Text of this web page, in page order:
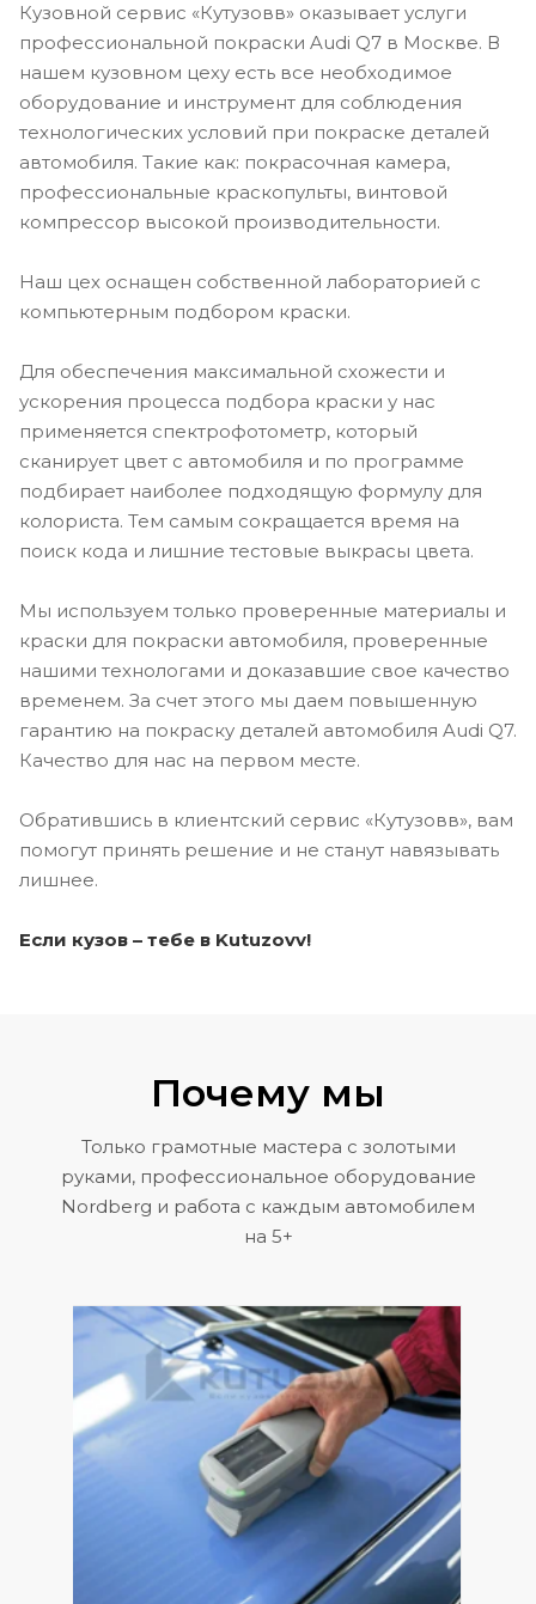
Кузовной сервис «Кутузовв» оказывает услуги
профессиональной покраски Audi Q7 в Москве. В
нашем кузовном цеху есть все необходимое
оборудование и инструмент для соблюдения
технологических условий при покраске деталей
автомобиля. Такие как: покрасочная камера,
профессиональные краскопульты, винтовой
компрессор высокой производительности.
Наш цех оснащен собственной лабораторией с
компьютерным подбором краски.
Для обеспечения максимальной схожести и
ускорения процесса подбора краски у нас
применяется спектрофотометр, который
сканирует цвет с автомобиля и по программе
подбирает наиболее подходящую формулу для
колориста. Тем самым сокращается время на
поиск кода и лишние тестовые выкрасы цвета.
Мы используем только проверенные материалы и
краски для покраски автомобиля, проверенные
нашими технологами и доказавшие свое качество
временем. За счет этого мы даем повышенную
гарантию на покраску деталей автомобиля Audi Q7.
Качество для нас на первом месте.
Обратившись в клиентский сервис «Кутузовв», вам
помогут принять решение и не станут навязывать
лишнее.
Если кузов – тебе в Kutuzovv!
Почему мы
Только грамотные мастера с золотыми
руками, профессиональное оборудование
Nordberg и работа с каждым автомобилем
на 5+